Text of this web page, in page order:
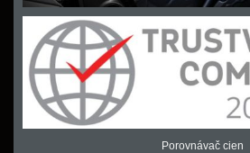
Porovnávač cien